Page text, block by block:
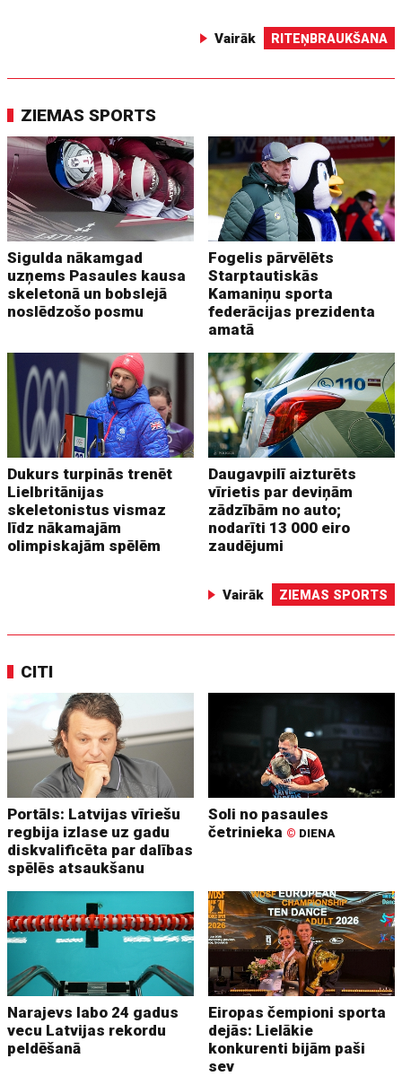
Vairāk RITEŅBRAUKŠANA
ZIEMAS SPORTS
Sigulda nākamgad
uzņems Pasaules kausa
skeletonā un bobslejā
noslēdzošo posmu
Fogelis pārvēlēts
Starptautiskās
Kamaniņu sporta
federācijas prezidenta
amatā
Dukurs turpinās trenēt
Lielbritānijas
skeletonistus vismaz
līdz nākamajām
olimpiskajām spēlēm
Daugavpilī aizturēts
vīrietis par deviņām
zādzībām no auto;
nodarīti 13 000 eiro
zaudējumi
Vairāk ZIEMAS SPORTS
CITI
Portāls: Latvijas vīriešu
regbija izlase uz gadu
diskvalificēta par dalības
spēlēs atsaukšanu
Soli no pasaules
četrinieka © DIENA
Narajevs labo 24 gadus
vecu Latvijas rekordu
peldēšanā
Eiropas čempioni sporta
dejās: Lielākie
konkurenti bijām paši
sev